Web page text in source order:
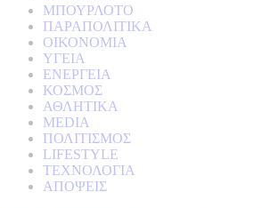
ΜΠΟΥΡΛΟΤΟ
ΠΑΡΑΠΟΛΙΤΙΚΑ
ΟΙΚΟΝΟΜΙΑ
ΥΓΕΙΑ
ΕΝΕΡΓΕΙΑ
ΚΟΣΜΟΣ
ΑΘΛΗΤΙΚΑ
MEDIA
ΠΟΛΙΤΙΣΜΟΣ
LIFESTYLE
ΤΕΧΝΟΛΟΓΙΑ
ΑΠΟΨΕΙΣ